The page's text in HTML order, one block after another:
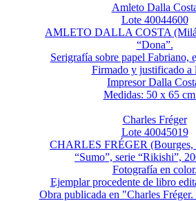
Amleto Dalla
Lote 40044600
AMLETO DALLA COSTA
“Dona”.
Serigrafía sobre papel Fabriano,
Firmado y justificado a
Impresor Dalla
Medidas: 50 x 65
Charles Fréger
Lote 40045019
CHARLES FRÉGER (Bourges,
“Sumo”, serie “Rikishi”,
Fotografía en color.
Ejemplar procedente de libro
Obra publicada en "Charles